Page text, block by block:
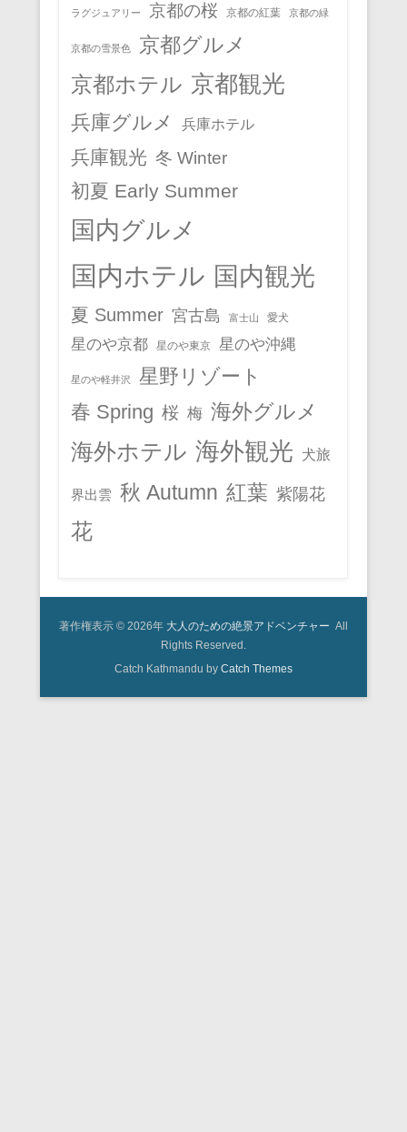
ラグジュアリー 京都の桜 京都の紅葉 京都の緑
京都の雪景色 京都グルメ
京都ホテル 京都観光
兵庫グルメ 兵庫ホテル
兵庫観光 冬 Winter
初夏 Early Summer
国内グルメ
国内ホテル 国内観光
夏 Summer 宮古島 富士山 愛犬
星のや京都 星のや東京 星のや沖縄
星のや軽井沢
星野リゾート
春 Spring 桜 梅 海外グルメ
海外ホテル 海外観光 犬旅
界出雲 秋 Autumn 紅葉 紫陽花
花
著作権表示 © 2026年 大人のための絶景アドベンチャー All
Rights Reserved.
Catch Kathmandu by Catch Themes